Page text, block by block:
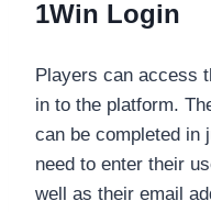
1Win Login
Players can access
in to the platform.
can be completed in
need to enter their
well as their email